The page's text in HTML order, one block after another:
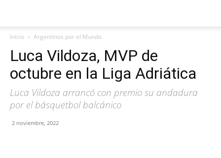
Inicio Argentinos por el Mundo
Luca Vildoza, MVP de
octubre en la Liga Adriática
Luca Vildoza arrancó con premio su andadura
por el básquetbol balcánico
2 noviembre, 2022